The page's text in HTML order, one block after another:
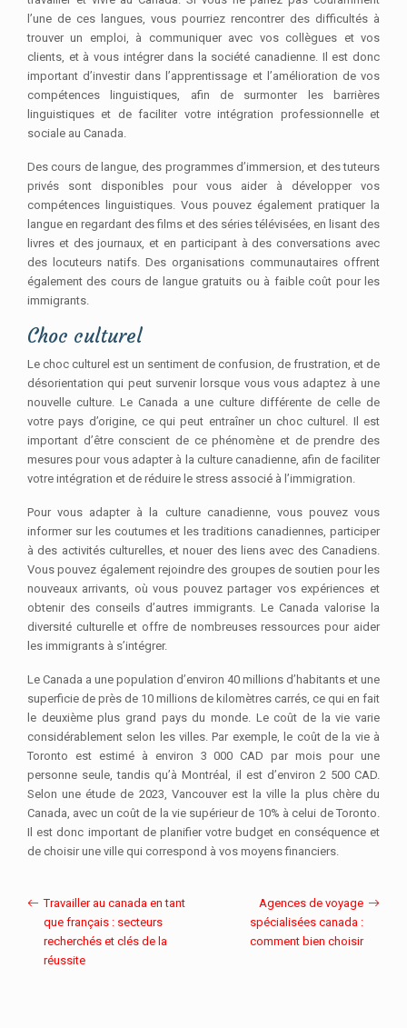
l’une de ces langues, vous pourriez rencontrer des difficultés à
trouver un emploi, à communiquer avec vos collègues et vos
clients, et à vous intégrer dans la société canadienne. Il est donc
important d’investir dans l’apprentissage et l’amélioration de vos
compétences linguistiques, afin de surmonter les barrières
linguistiques et de faciliter votre intégration professionnelle et
sociale au Canada.
Des cours de langue, des programmes d’immersion, et des tuteurs
privés sont disponibles pour vous aider à développer vos
compétences linguistiques. Vous pouvez également pratiquer la
langue en regardant des films et des séries télévisées, en lisant des
livres et des journaux, et en participant à des conversations avec
des locuteurs natifs. Des organisations communautaires offrent
également des cours de langue gratuits ou à faible coût pour les
immigrants.
Choc culturel
Le choc culturel est un sentiment de confusion, de frustration, et de
désorientation qui peut survenir lorsque vous vous adaptez à une
nouvelle culture. Le Canada a une culture différente de celle de
votre pays d’origine, ce qui peut entraîner un choc culturel. Il est
important d’être conscient de ce phénomène et de prendre des
mesures pour vous adapter à la culture canadienne, afin de faciliter
votre intégration et de réduire le stress associé à l’immigration.
Pour vous adapter à la culture canadienne, vous pouvez vous
informer sur les coutumes et les traditions canadiennes, participer
à des activités culturelles, et nouer des liens avec des Canadiens.
Vous pouvez également rejoindre des groupes de soutien pour les
nouveaux arrivants, où vous pouvez partager vos expériences et
obtenir des conseils d’autres immigrants. Le Canada valorise la
diversité culturelle et offre de nombreuses ressources pour aider
les immigrants à s’intégrer.
Le Canada a une population d’environ 40 millions d’habitants et une
superficie de près de 10 millions de kilomètres carrés, ce qui en fait
le deuxième plus grand pays du monde. Le coût de la vie varie
considérablement selon les villes. Par exemple, le coût de la vie à
Toronto est estimé à environ 3 000 CAD par mois pour une
personne seule, tandis qu’à Montréal, il est d’environ 2 500 CAD.
Selon une étude de 2023, Vancouver est la ville la plus chère du
Canada, avec un coût de la vie supérieur de 10% à celui de Toronto.
Il est donc important de planifier votre budget en conséquence et
de choisir une ville qui correspond à vos moyens financiers.
Travailler au canada en tant
que français : secteurs
recherchés et clés de la
réussite
Agences de voyage
spécialisées canada :
comment bien choisir